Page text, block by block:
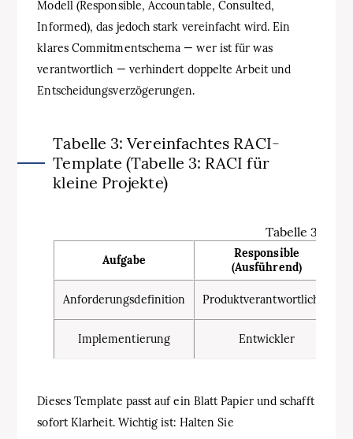
Modell (Responsible, Accountable, Consulted,
Informed), das jedoch stark vereinfacht wird. Ein
klares Commitmentschema — wer ist für was
verantwortlich — verhindert doppelte Arbeit und
Entscheidungsverzögerungen.
Tabelle 3: Vereinfachtes RACI-
Template (Tabelle 3: RACI für
kleine Projekte)
Tabelle 3:
Aufgabe
Responsible
(Ausführend)
Anforderungsdefinition Produktverantwortlicher
Implementierung Entwickler
Dieses Template passt auf ein Blatt Papier und schafft
sofort Klarheit. Wichtig ist: Halten Sie